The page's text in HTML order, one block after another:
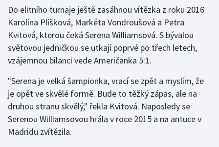
Moderní pětiboj
Motorsport
Olympijské hry
Parasport
Plavání
Plážový volejbal
Do elitního turnaje ještě zasáhnou vítězka z roku 2016
Karolína Plíšková, Markéta Vondroušová a Petra
Kvitová, kterou čeká Serena Williamsová. S bývalou
světovou jedničkou se utkají poprvé po třech letech,
vzájemnou bilanci vede Američanka 5:1.
"Serena je velká šampionka, vrací se zpět a myslím, že
je opět ve skvělé formě. Bude to těžký zápas, ale na
druhou stranu skvělý," řekla Kvitová. Naposledy se
Serenou Williamsovou hrála v roce 2015 a na antuce v
Madridu zvítězila.